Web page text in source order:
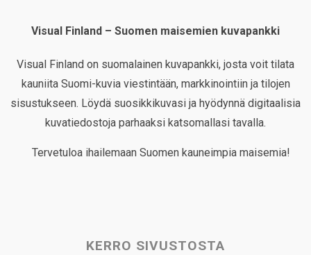
Visual Finland – Suomen maisemien kuvapankki
Visual Finland on suomalainen kuvapankki, josta voit tilata
kauniita Suomi-kuvia viestintään, markkinointiin ja tilojen
sisustukseen. Löydä suosikkikuvasi ja hyödynnä digitaalisia
kuvatiedostoja parhaaksi katsomallasi tavalla.
Tervetuloa ihailemaan Suomen kauneimpia maisemia!
KERRO SIVUSTOSTA